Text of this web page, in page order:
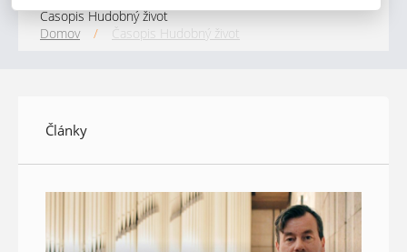
Časopis Hudobný život
Domov
/ Časopis Hudobný život
Články